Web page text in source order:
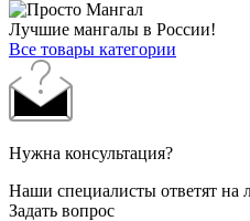
Лучшие мангалы в России!
Все товары категории
Нужна консультация?
Наши специалисты ответят
Задать вопрос